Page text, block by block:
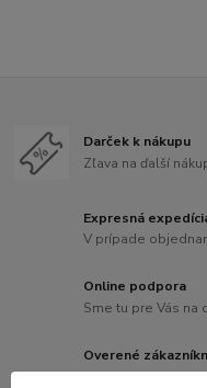
Darček k nákupu
Zľava na ďalší
Expresná
V prípade
Online podpora
Sme tu pre Vás
Overené
Recenzie hovoria